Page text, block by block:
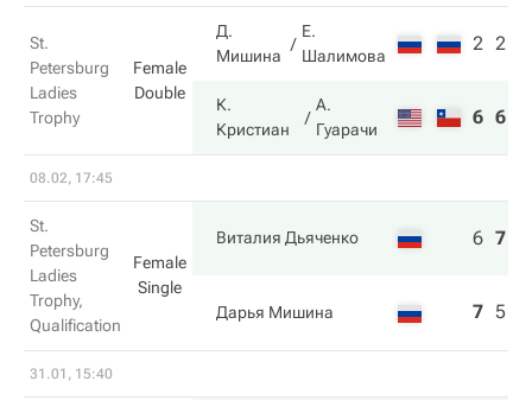
St.
Petersburg
Ladies
Trophy
Female
Double
Д.
Мишина
Е.
Шалимова
2 2
К.
Кристиан
А.
Гуарачи
6 6
08.02, 17:45
St.
Petersburg
Ladies
Trophy,
Qualification
Female
Single
Виталия Дьяченко 6 7
Дарья Мишина 7 5
31.01, 15:40